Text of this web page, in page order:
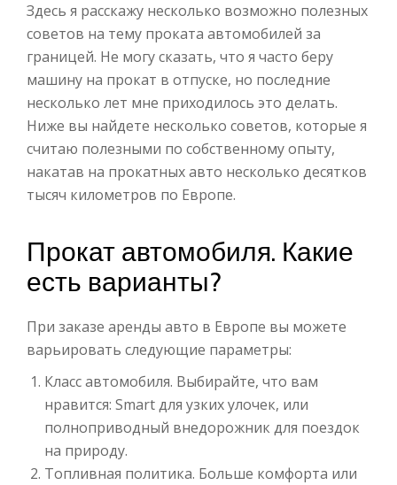
Здесь я расскажу несколько возможно полезных
советов на тему проката автомобилей за
границей. Не могу сказать, что я часто беру
машину на прокат в отпуске, но последние
несколько лет мне приходилось это делать.
Ниже вы найдете несколько советов, которые я
считаю полезными по собственному опыту,
накатав на прокатных авто несколько десятков
тысяч километров по Европе.
Прокат автомобиля. Какие
есть варианты?
При заказе аренды авто в Европе вы можете
варьировать следующие параметры:
Класс автомобиля. Выбирайте, что вам
нравится: Smart для узких улочек, или
полноприводный внедорожник для поездок
на природу.
Топливная политика. Больше комфорта или